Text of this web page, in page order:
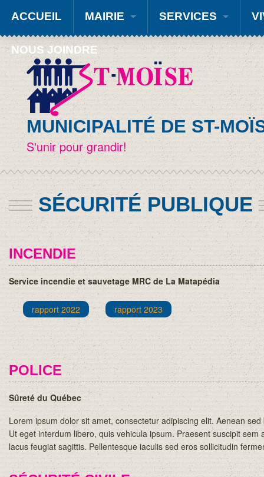
ACCUEIL MAIRIE SERVICES
NOUS JOINDRE
MUNICIPALITÉ DE ST-
S'unir pour grandir!
SÉCURITÉ PUBLIQUE
INCENDIE
Service incendie et sauvetage MRC de La Matapédia
rapport 2022 rapport 2023
POLICE
Sûreté du Québec
Lorem ipsum dolor sit amet, consectetur adipiscing elit. Aenean
Ut eget interdum libero, quis vehicula ipsum. Praesent suscipit
lacus feugiat sagittis. Pellentesque iaculis sed eros sollicitudin